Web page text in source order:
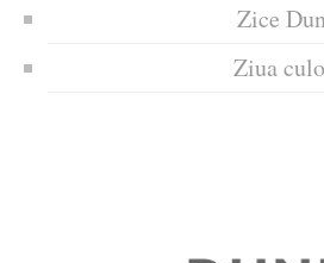
Zice
Ziua